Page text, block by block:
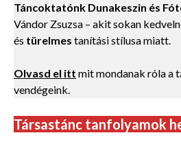
Táncoktatónk Dunakeszin és
Vándor Zsuzsa – akit sokan
és türelmes tanítási stílusa miatt.
Olvasd el itt mit mondanak róla a
vendégeink.
Társastánc tanfolyamok